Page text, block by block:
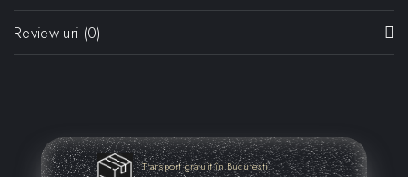
Review-uri (0)
Transport gratuit în București